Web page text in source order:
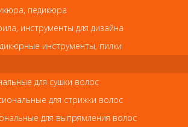
педикюра
инструменты для дизайна
инструменты, пилки
для сушки волос
для стрижки волос
для выпрямления волос